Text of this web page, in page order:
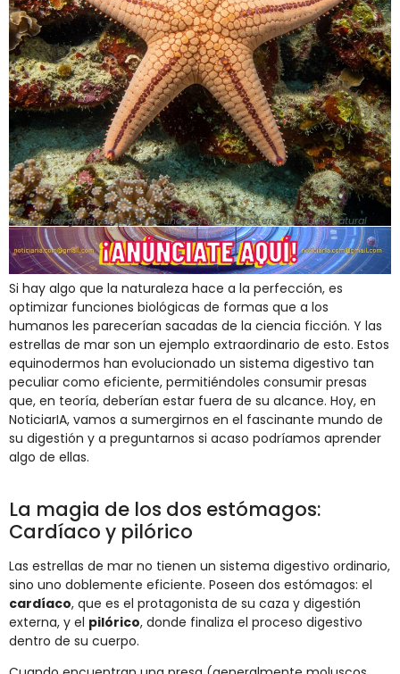
Recreación generada por IA de una estrella de mar en su entorno natural
Si hay algo que la naturaleza hace a la perfección, es
optimizar funciones biológicas de formas que a los
humanos les parecerían sacadas de la ciencia ficción. Y las
estrellas de mar son un ejemplo extraordinario de esto. Estos
equinodermos han evolucionado un sistema digestivo tan
peculiar como eficiente, permitiéndoles consumir presas
que, en teoría, deberían estar fuera de su alcance. Hoy, en
NoticiarIA, vamos a sumergirnos en el fascinante mundo de
su digestión y a preguntarnos si acaso podríamos aprender
algo de ellas.
La magia de los dos estómagos:
Cardíaco y pilórico
Las estrellas de mar no tienen un sistema digestivo ordinario,
sino uno doblemente eficiente. Poseen dos estómagos: el
cardíaco, que es el protagonista de su caza y digestión
externa, y el pilórico, donde finaliza el proceso digestivo
dentro de su cuerpo.